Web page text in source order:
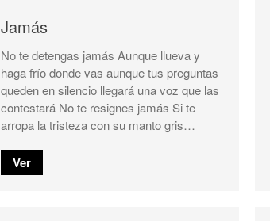
Jamás
No te detengas jamás Aunque llueva y
haga frío donde vas aunque tus preguntas
queden en silencio llegará una voz que las
contestará No te resignes jamás Si te
arropa la tristeza con su manto gris…
Ver